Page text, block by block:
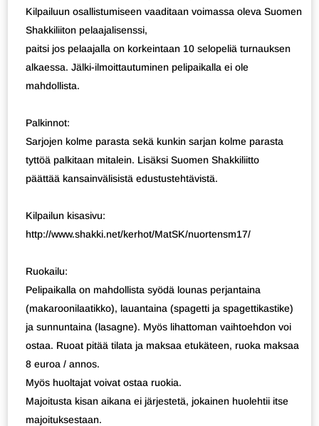
Kilpailuun osallistumiseen vaaditaan voimassa oleva Suomen
Shakkiliiton pelaajalisenssi,
paitsi jos pelaajalla on korkeintaan 10 selopeliä turnauksen
alkaessa. Jälki-ilmoittautuminen pelipaikalla ei ole
mahdollista.
Palkinnot:
Sarjojen kolme parasta sekä kunkin sarjan kolme parasta
tyttöä palkitaan mitalein. Lisäksi Suomen Shakkiliitto
päättää kansainvälisistä edustustehtävistä.
Kilpailun kisasivu:
http://www.shakki.net/kerhot/MatSK/nuortensm17/
Ruokailu:
Pelipaikalla on mahdollista syödä lounas perjantaina
(makaroonilaatikko), lauantaina (spagetti ja spagettikastike)
ja sunnuntaina (lasagne). Myös lihattoman vaihtoehdon voi
ostaa. Ruoat pitää tilata ja maksaa etukäteen, ruoka maksaa
8 euroa / annos.
Myös huoltajat voivat ostaa ruokia.
Majoitusta kisan aikana ei järjestetä, jokainen huolehtii itse
majoituksestaan.